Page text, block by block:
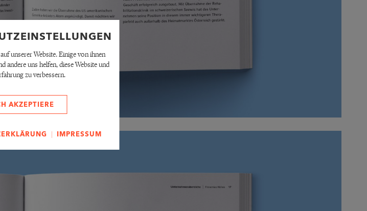
unserer Website. Einige von ihnen
andere uns helfen, diese Website und
zu verbessern.
AKZEPTIERE
| IMPRESSUM